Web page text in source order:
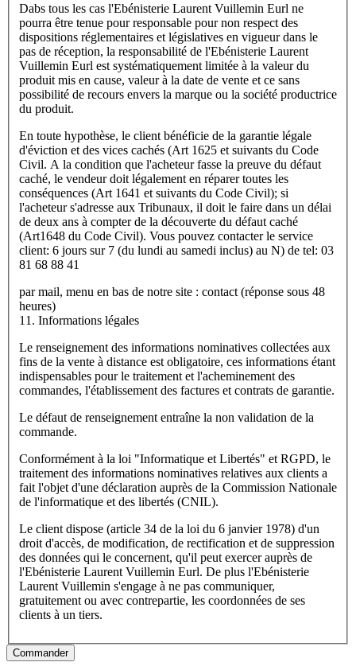
Dabs tous les cas l'Ebénisterie Laurent Vuillemin Eurl ne
pourra être tenue pour responsable pour non respect des
dispositions réglementaires et législatives en vigueur dans le
pas de réception, la responsabilité de l'Ebénisterie Laurent
Vuillemin Eurl est systématiquement limitée à la valeur du
produit mis en cause, valeur à la date de vente et ce sans
possibilité de recours envers la marque ou la société productrice
du produit.
En toute hypothèse, le client bénéficie de la garantie légale
d'éviction et des vices cachés (Art 1625 et suivants du Code
Civil. A la condition que l'acheteur fasse la preuve du défaut
caché, le vendeur doit légalement en réparer toutes les
conséquences (Art 1641 et suivants du Code Civil); si
l'acheteur s'adresse aux Tribunaux, il doit le faire dans un délai
de deux ans à compter de la découverte du défaut caché
(Art1648 du Code Civil). Vous pouvez contacter le service
client: 6 jours sur 7 (du lundi au samedi inclus) au N) de tel: 03
81 68 88 41
par mail, menu en bas de notre site : contact (réponse sous 48
heures)
11. Informations légales
Le renseignement des informations nominatives collectées aux
fins de la vente à distance est obligatoire, ces informations étant
indispensables pour le traitement et l'acheminement des
commandes, l'établissement des factures et contrats de garantie.
Le défaut de renseignement entraîne la non validation de la
commande.
Conformément à la loi "Informatique et Libertés" et RGPD, le
traitement des informations nominatives relatives aux clients a
fait l'objet d'une déclaration auprès de la Commission Nationale
de l'informatique et des libertés (CNIL).
Le client dispose (article 34 de la loi du 6 janvier 1978) d'un
droit d'accès, de modification, de rectification et de suppression
des données qui le concernent, qu'il peut exercer auprès de
l'Ebénisterie Laurent Vuillemin Eurl. De plus l'Ebénisterie
Laurent Vuillemin s'engage à ne pas communiquer,
gratuitement ou avec contrepartie, les coordonnées de ses
clients à un tiers.
Commander